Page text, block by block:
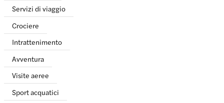
Servizi di viaggio
Crociere
Intrattenimento
Avventura
Visite aeree
Sport acquatici